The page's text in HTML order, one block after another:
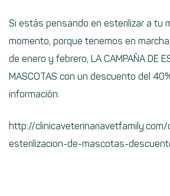
Si estás pensando en esterilizar a tu
momento, porque tenemos en
de enero y febrero, LA CAMPAÑA DE
MASCOTAS con un descuento del
información:
http://
esterilizacion-de-mascotas-